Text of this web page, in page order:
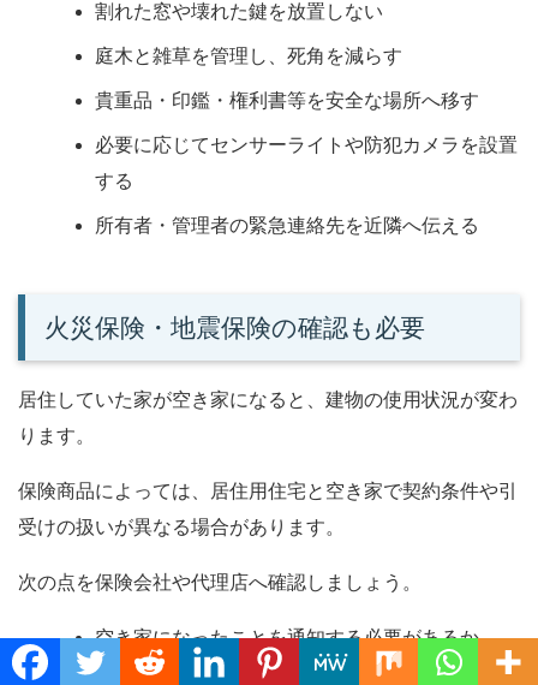
割れた窓や壊れた鍵を放置しない
庭木と雑草を管理し、死角を減らす
貴重品・印鑑・権利書等を安全な場所へ移す
必要に応じてセンサーライトや防犯カメラを設置
する
所有者・管理者の緊急連絡先を近隣へ伝える
火災保険・地震保険の確認も必要
居住していた家が空き家になると、建物の使用状況が変わ
ります。
保険商品によっては、居住用住宅と空き家で契約条件や引
受けの扱いが異なる場合があります。
次の点を保険会社や代理店へ確認しましょう。
空き家になったことを通知する必要があるか
Translate »